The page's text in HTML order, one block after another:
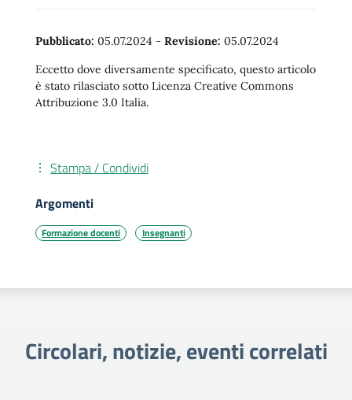
Pubblicato: 05.07.2024 - Revisione: 05.07.2024
Eccetto dove diversamente specificato, questo articolo
è stato rilasciato sotto Licenza Creative Commons
Attribuzione 3.0 Italia.
Stampa / Condividi
Argomenti
Formazione docenti Insegnanti
Circolari, notizie, eventi correlati